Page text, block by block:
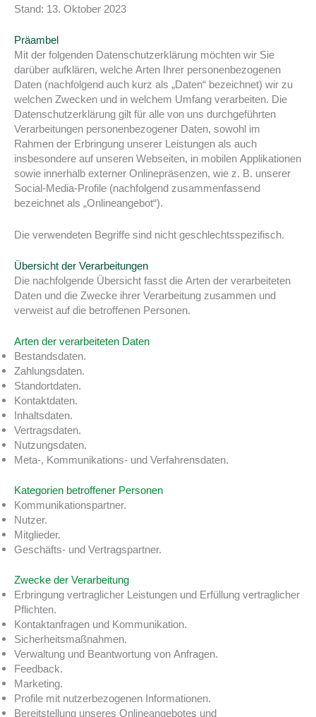
Stand: 13. Oktober 2023
Präambel
Mit der folgenden Datenschutzerklärung möchten wir Sie
darüber aufklären, welche Arten Ihrer personenbezogenen
Daten (nachfolgend auch kurz als „Daten“ bezeichnet) wir zu
welchen Zwecken und in welchem Umfang verarbeiten. Die
Datenschutzerklärung gilt für alle von uns durchgeführten
Verarbeitungen personenbezogener Daten, sowohl im
Rahmen der Erbringung unserer Leistungen als auch
insbesondere auf unseren Webseiten, in mobilen Applikationen
sowie innerhalb externer Onlinepräsenzen, wie z. B. unserer
Social-Media-Profile (nachfolgend zusammenfassend
bezeichnet als „Onlineangebot“).
Die verwendeten Begriffe sind nicht geschlechtsspezifisch.
Übersicht der Verarbeitungen
Die nachfolgende Übersicht fasst die Arten der verarbeiteten
Daten und die Zwecke ihrer Verarbeitung zusammen und
verweist auf die betroffenen Personen.
Arten der verarbeiteten Daten
Bestandsdaten.
Zahlungsdaten.
Standortdaten.
Kontaktdaten.
Inhaltsdaten.
Vertragsdaten.
Nutzungsdaten.
Meta-, Kommunikations- und Verfahrensdaten.
Kategorien betroffener Personen
Kommunikationspartner.
Nutzer.
Mitglieder.
Geschäfts- und Vertragspartner.
Zwecke der Verarbeitung
Erbringung vertraglicher Leistungen und Erfüllung vertraglicher
Pflichten.
Kontaktanfragen und Kommunikation.
Sicherheitsmaßnahmen.
Verwaltung und Beantwortung von Anfragen.
Feedback.
Marketing.
Profile mit nutzerbezogenen Informationen.
Bereitstellung unseres Onlineangebotes und